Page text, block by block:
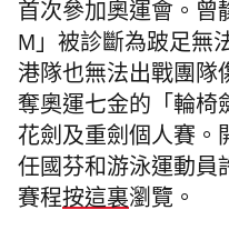
首次參加奧運會。曾
M」被診斷為跛足無
港隊也無法出戰團隊
奪奧運七金的「輪椅
花劍及重劍個人賽。
任國芬和游泳運動員
賽程按這裏瀏覽。